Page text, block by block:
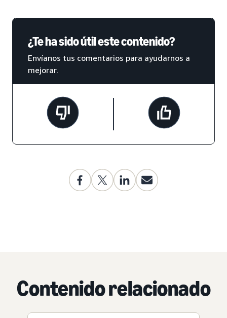
¿Te ha sido útil este contenido?
Envíanos tus comentarios para ayudarnos a
mejorar.
Contenido relacionado